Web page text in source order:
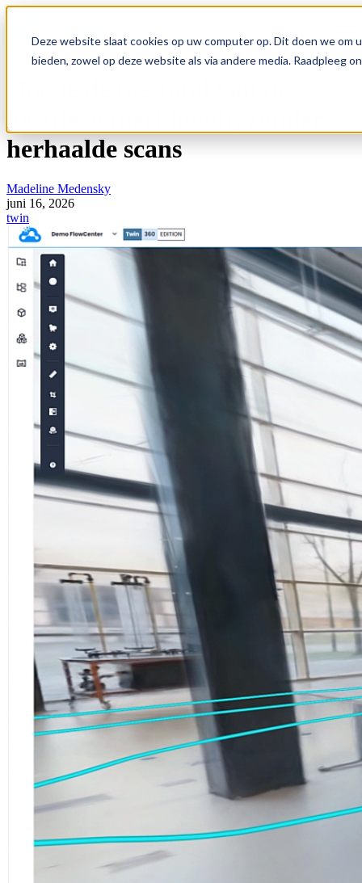
Deze website slaat cookies op uw computer op. Dit doen we
bieden, zowel op deze website als via andere media. Raadpleeg
locatie actueel houdt, zonder
herhaalde scans
Madeline Medensky
juni 16, 2026
twin